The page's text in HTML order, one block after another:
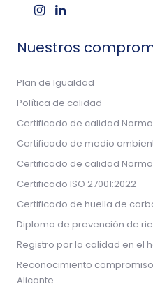
Nuestros
Plan de Igualdad
Política de calidad
Certificado de calidad Norma
Certificado de medio
Certificado de calidad Norma
Certificado ISO 27001:2022
Certificado de huella de
Diploma de prevención de
Registro por la calidad en el
Reconocimiento compromiso
Alicante